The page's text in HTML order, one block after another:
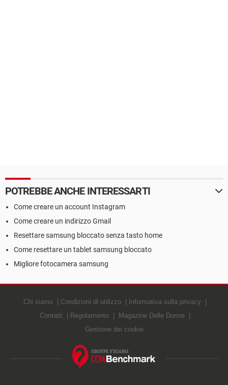
POTREBBE ANCHE INTERESSARTI
Come creare un account Instagram
Come creare un indirizzo Gmail
Resettare samsung bloccato senza tasto home
Come resettare un tablet samsung bloccato
Migliore fotocamera samsung
Chi siamo Condizioni di utilizzo
Informativa sulla privacy
Contatti
Regolamento
Magazine Delle Donne
Gestione dei cookie